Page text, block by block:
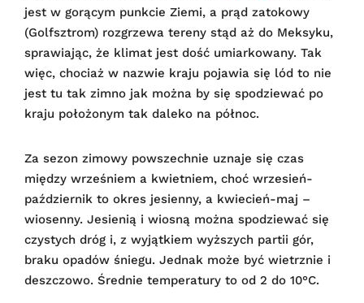
jest w gorącym punkcie Ziemi, a prąd zatokowy
(Golfsztrom) rozgrzewa tereny stąd aż do Meksyku,
sprawiając, że klimat jest dość umiarkowany. Tak
więc, chociaż w nazwie kraju pojawia się lód to nie
jest tu tak zimno jak można by się spodziewać po
kraju położonym tak daleko na północ.
Za sezon zimowy powszechnie uznaje się czas
między wrześniem a kwietniem, choć wrzesień-
październik to okres jesienny, a kwiecień-maj –
wiosenny. Jesienią i wiosną można spodziewać się
czystych dróg i, z wyjątkiem wyższych partii gór,
braku opadów śniegu. Jednak może być wietrznie i
deszczowo. Średnie temperatury to od 2 do 10°C.